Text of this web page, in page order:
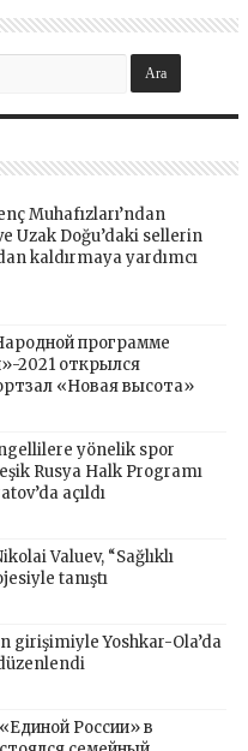
Muhafızları’ndan
Uzak Doğu’daki sellerin
kaldırmaya yardımcı
программе
2021 открылся
«Новая высота»
yönelik spor
Rusya Halk Programı
açıldı
Valuev, “Sağlıklı
tanıştı
girişimiyle Yoshkar-Ola’da
России» в